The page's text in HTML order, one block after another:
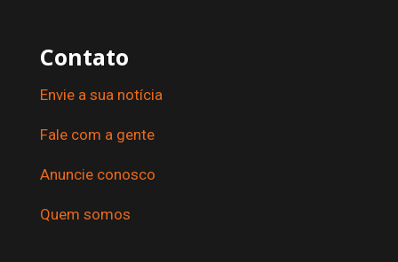
Contato
Envie a sua notícia
Fale com a gente
Anuncie conosco
Quem somos